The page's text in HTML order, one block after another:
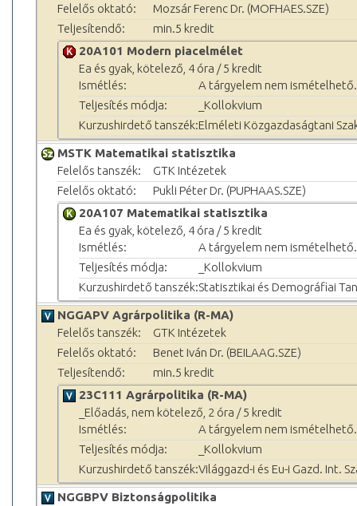
Felelős oktató:
Mozsár Ferenc Dr. (MOFHAES.SZE)
Teljesítendő:
min.5 kredit
20A101 Modern piacelmélet
Ea és gyak, kötelező, 4 óra / 5 kredit
Ismétlés:
A tárgyelem nem ismételhető.
Teljesítés módja:
_Kollokvium
Kurzushirdető tanszék:Elméleti Közgazdaságtani
MSTK Matematikai statisztika
Felelős tanszék:
GTK Intézetek
Felelős oktató:
Pukli Péter Dr. (PUPHAAS.SZE)
20A107 Matematikai statisztika
Ea és gyak, kötelező, 4 óra / 5 kredit
Ismétlés:
A tárgyelem nem ismételhető.
Teljesítés módja:
_Kollokvium
Kurzushirdető tanszék:Statisztikai és Demográfiai
NGGAPV Agrárpolitika (R-MA)
Felelős tanszék:
GTK Intézetek
Felelős oktató:
Benet Iván Dr. (BEILAAG.SZE)
Teljesítendő:
min.5 kredit
23C111 Agrárpolitika (R-MA)
_Előadás, nem kötelező, 2 óra / 5 kredit
Ismétlés:
A tárgyelem nem ismételhető.
Teljesítés módja:
_Kollokvium
Kurzushirdető tanszék:Világgazd-i és Eu-i Gazd. Int.
NGGBPV Biztonságpolitika